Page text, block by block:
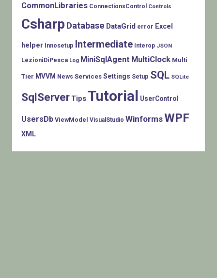
CommonLibraries ConnectionsControl Controls
Csharp Database DataGrid error Excel
helper Innosetup Intermediate Interop JSON
LezioniDiPesca Log MiniSqlAgent MultiClock Multi
Tier MVVM News Services Settings Setup SQL SQLite
SqlServer TipsTutorial UserControl
UsersDb ViewModel VisualStudio WinformsWPF
XML